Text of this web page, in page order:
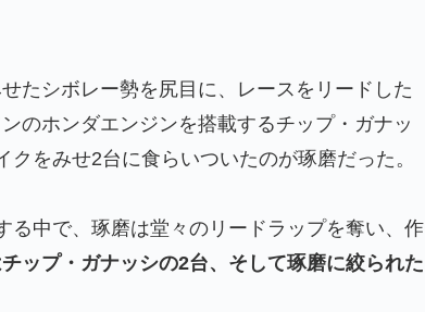
たシボレー勢を尻目に、レースをリードした
のホンダエンジンを搭載するチップ・ガナッ
をみせ2台に食らいついたのが琢磨だった。
中で、琢磨は堂々のリードラップを奪い、作
ップ・ガナッシの2台、そして琢磨に絞られた